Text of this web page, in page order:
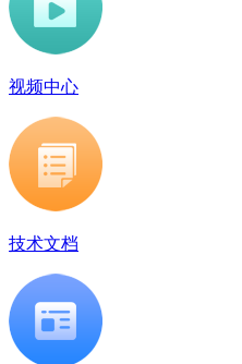
视频中心
技术文档